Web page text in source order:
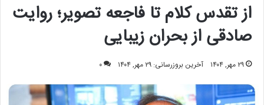
از تقدس کلام تا فاجعه تصویر؛ روایت
صادقی از بحران زیبایی
۲۹ مهر, ۱۴۰۴ آخرین بروزرسانی: ۲۹ مهر, ۱۴۰۴ ۰